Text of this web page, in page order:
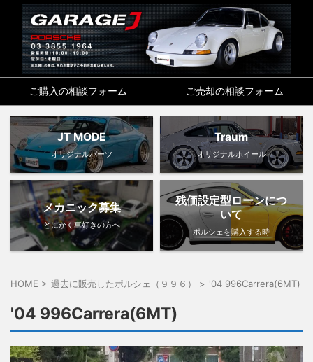
ご購入の相談フォーム ご売却の相談フォーム
JT MODE
オリジナルパーツ
Traum
オリジナルホイール
メカニック募集
とにかく車好きの方へ
残価設定型ローンにつ
いて
ポルシェを購入する時
HOME > 過去に販売したポルシェ（９９６） > '04 996Carrera(6MT)
'04 996Carrera(6MT)